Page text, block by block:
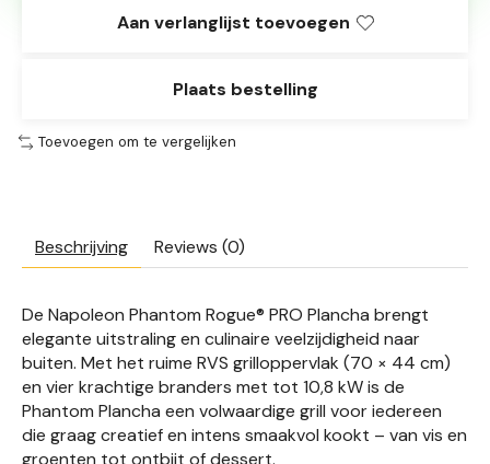
Aan verlanglijst toevoegen
Plaats bestelling
Toevoegen om te vergelijken
Beschrijving Reviews (0)
De Napoleon Phantom Rogue® PRO Plancha brengt
elegante uitstraling en culinaire veelzijdigheid naar
buiten. Met het ruime RVS grilloppervlak (70 × 44 cm)
en vier krachtige branders met tot 10,8 kW is de
Phantom Plancha een volwaardige grill voor iedereen
die graag creatief en intens smaakvol kookt – van vis en
groenten tot ontbijt of dessert.